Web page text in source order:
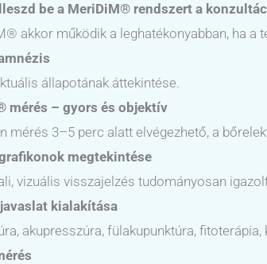
be a MeriDiM® rendszert a
akkor működik a leghatékonyabban, ha
állapotának áttekintése.
mérés – gyors és objektív
mérés 3–5 perc alatt elvégezhető, a
megtekintése
vizuális visszajelzés tudományosan
kialakítása
akupresszúra, fülakupunktúra,